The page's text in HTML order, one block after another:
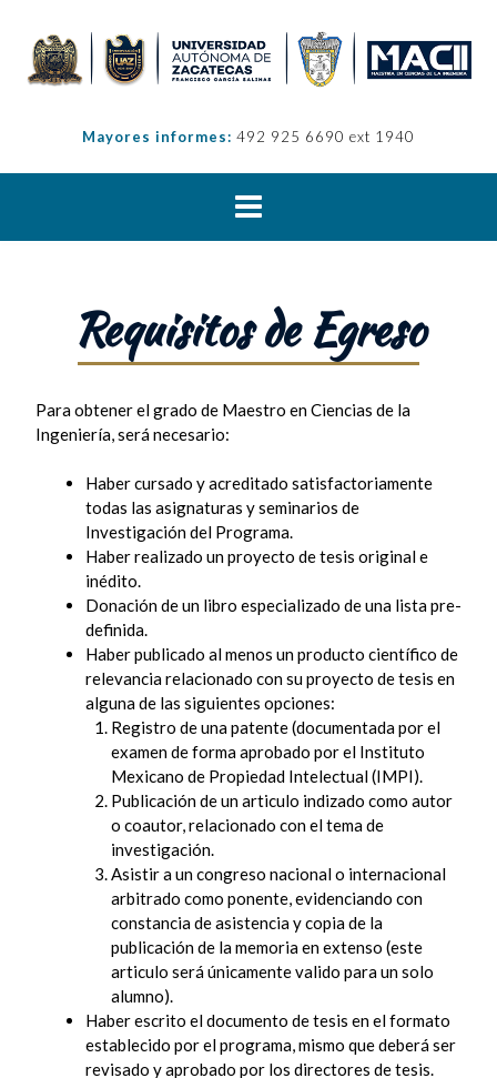
Mayores informes: 492 925 6690 ext 1940
Requisitos de Egreso
Para obtener el grado de Maestro en Ciencias de la
Ingeniería, será necesario:
Haber cursado y acreditado satisfactoriamente
todas las asignaturas y seminarios de
Investigación del Programa.
Haber realizado un proyecto de tesis original e
inédito.
Donación de un libro especializado de una lista pre-
definida.
Haber publicado al menos un producto científico de
relevancia relacionado con su proyecto de tesis en
alguna de las siguientes opciones:
Registro de una patente (documentada por el
examen de forma aprobado por el Instituto
Mexicano de Propiedad Intelectual (IMPI).
Publicación de un articulo indizado como autor
o coautor, relacionado con el tema de
investigación.
Asistir a un congreso nacional o internacional
arbitrado como ponente, evidenciando con
constancia de asistencia y copia de la
publicación de la memoria en extenso (este
articulo será únicamente valido para un solo
alumno).
Haber escrito el documento de tesis en el formato
establecido por el programa, mismo que deberá ser
revisado y aprobado por los directores de tesis.